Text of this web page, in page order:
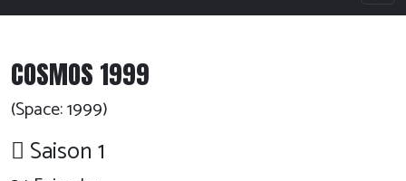
COSMOS 1999
(Space: 1999)
Saison 1